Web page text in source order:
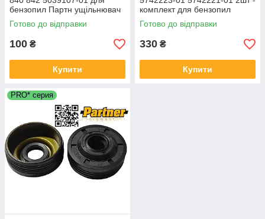
бензопил Партн ущільнювач
колінвала 12*37*12,5
Готово до відправки
100 ₴
Купити
комплект для бензопил
12*32*5,5 мм 12*22*7 мм.
Готово до відправки
330 ₴
Купити
PRO* серия